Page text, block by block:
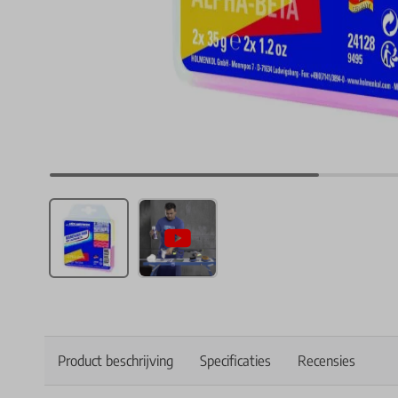
Product beschrijving Specificaties Recensies